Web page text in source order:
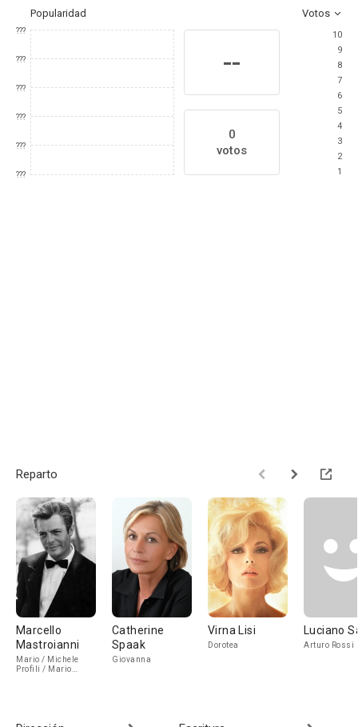
Popularidad Votos
???
???
???
???
???
???
--
0
votos
10
9
8
7
6
5
4
3
2
1
Reparto
Marcello
Mastroianni
Mario / Michele
Profili / Mario
Catherine
Spaak
Giovanna
Virna Lisi
Dorotea
Luciano
Arturo Rossi